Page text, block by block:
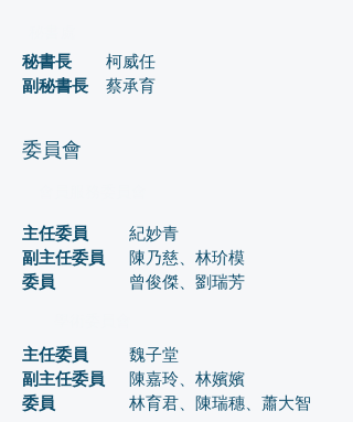
秘書長
副秘書長
柯威任
蔡承育
委員會
主任委員
副主任委員
委員
主任委員
副主任委員
委員
紀妙青
陳乃慈、林玠模
曾俊傑、劉瑞芳
魏子堂
陳嘉玲、林嬪嬪
林育君、陳瑞穗、蕭大智